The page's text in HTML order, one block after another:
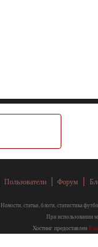
Пользователи Форум
Новости, статьи, блоги, статистика
При использовании
Хостинг предоставлен